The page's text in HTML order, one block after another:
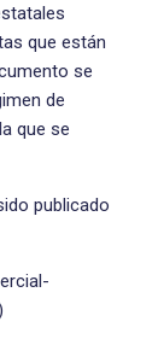
que están
se
de
que se
publicado